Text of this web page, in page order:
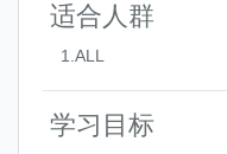
适合人群
1.ALL
学习目标